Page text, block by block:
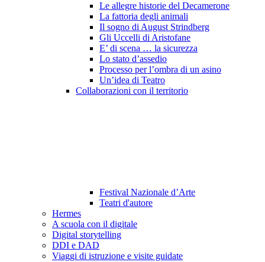
Le allegre historie del Decamerone
La fattoria degli animali
Il sogno di August Strindberg
Gli Uccelli di Aristofane
E’ di scena … la sicurezza
Lo stato d’assedio
Processo per l’ombra di un asino
Un’idea di Teatro
Collaborazioni con il territorio
Festival Nazionale d’Arte
Teatri d'autore
Hermes
A scuola con il digitale
Digital storytelling
DDI e DAD
Viaggi di istruzione e visite guidate